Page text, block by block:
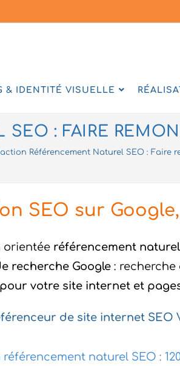
& IDENTITÉ VISUELLE
: FAIRE
Référencement Naturel SEO : Faire
SEO sur
orientée référencement
recherche Google: recherche
votre site internet et
de site internet SEO
référencement naturel SEO :